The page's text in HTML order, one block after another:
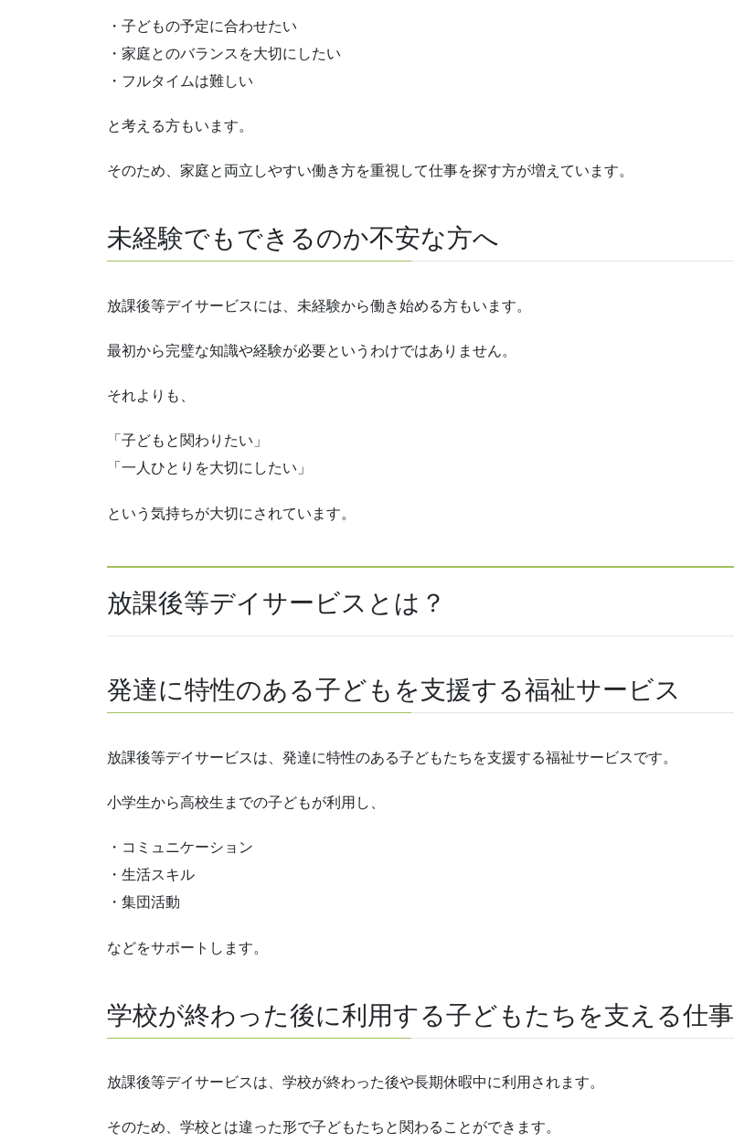
・子どもの予定に合わせたい
・家庭とのバランスを大切にしたい
・フルタイムは難しい
と考える方もいます。
そのため、家庭と両立しやすい働き方を重視して仕事を探す方が増えています。
未経験でもできるのか不安な方へ
放課後等デイサービスには、未経験から働き始める方もいます。
最初から完璧な知識や経験が必要というわけではありません。
それよりも、
「子どもと関わりたい」
「一人ひとりを大切にしたい」
という気持ちが大切にされています。
放課後等デイサービスとは？
発達に特性のある子どもを支援する福祉サービス
放課後等デイサービスは、発達に特性のある子どもたちを支援する福祉サービスです。
小学生から高校生までの子どもが利用し、
・コミュニケーション
・生活スキル
・集団活動
などをサポートします。
学校が終わった後に利用する子どもたちを支える仕事
放課後等デイサービスは、学校が終わった後や長期休暇中に利用されます。
そのため、学校とは違った形で子どもたちと関わることができます。